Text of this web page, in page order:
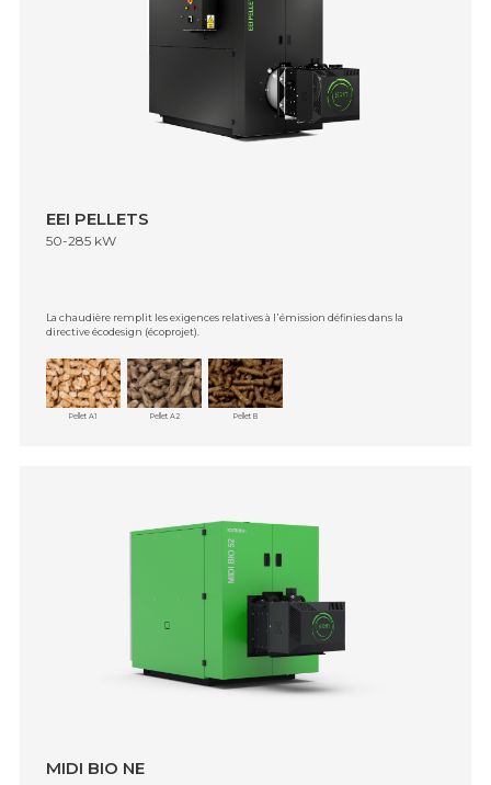
EEI PELLETS
50-285 kW
La chaudière remplit les exigences relatives à l᾿émission définies dans la
directive écodesign (écoprojet).
Pellet A1 Pellet A2 Pellet B
MIDI BIO NE